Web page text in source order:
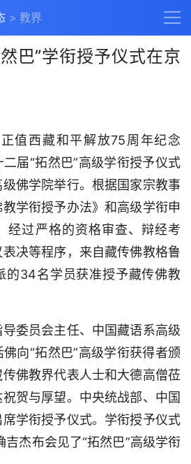
教界
巴”学衔授予仪式在京
值西藏和平解放75周年纪念
届“拓然巴”高级学衔授予仪式
佛学院举行。根据国家宗教事
学衔授予办法》和高级学衔申
经过严格的资格审查、辩经考
决等程序，来自藏传佛教格鲁
的34名学员获准授予藏传佛教
委员会主任、中国藏语系高级
向“拓然巴”高级学衔获得者颁
佛教界代表人士和大德高僧莅
贺与厚望。中央统战部、中国
学衔授予仪式。学衔授予仪式
吉杰布会见了“拓然巴”高级学衔